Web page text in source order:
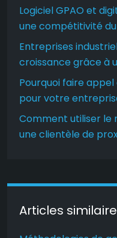
Logiciel GPAO et
une compétitivité
Entreprises
croissance grâce à
Pourquoi faire
pour votre
Comment utiliser
une clientèle de
Articles